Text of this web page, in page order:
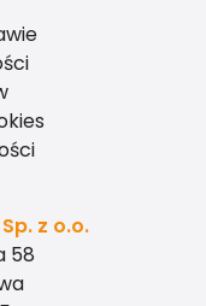
Sp. z o.o.
58